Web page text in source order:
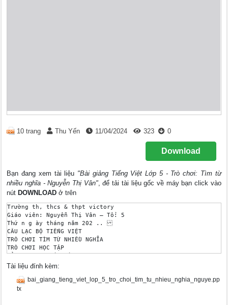
10 trang Thu Yến 11/04/2024 323 0
Download
Bạn đang xem tài liệu "Bài giảng Tiếng Việt Lớp 5 - Trò chơi: Tìm từ
nhiều nghĩa - Nguyễn Thị Vân", để tải tài liệu gốc về máy bạn click vào
nút DOWNLOAD ở trên
Trường th, thcs & thpt victory
Giáo viên: Nguyễn Thị Vân – Tổ: 5
Thứ n g ày tháng năm 202 ..
CÂU LẠC BỘ TIẾNG VIỆT
TRÒ CHƠI TÌM TỪ NHIỀU NGHĨA
TRÒ CHƠI HỌC TẬP
Cho HS tổ chức chơi trò chơi "Hỏi nhanh, đáp đúng": Từ đi
HĐ : CỦNG CỐ
Bài tập 1: Mỗi câu dưới đây có mấy cách hiểu ? Hãy diễn
Tài liệu đính kèm:
bai_giang_tieng_viet_lop_5_tro_choi_tim_tu_nhieu_nghia_nguye.pp
tx